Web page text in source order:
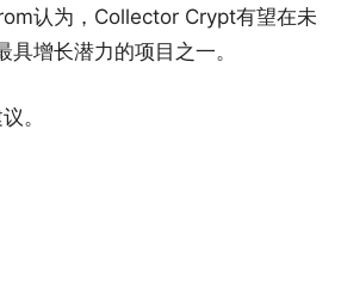
认为，Collector Crypt有望在未
增长潜力的项目之一。
。